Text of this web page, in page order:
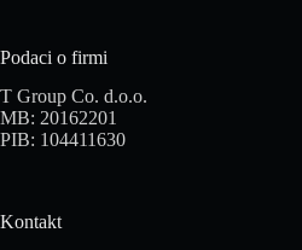
Podaci o firmi
T Group Co. d.o.o.
MB: 20162201
PIB: 104411630
Kontakt